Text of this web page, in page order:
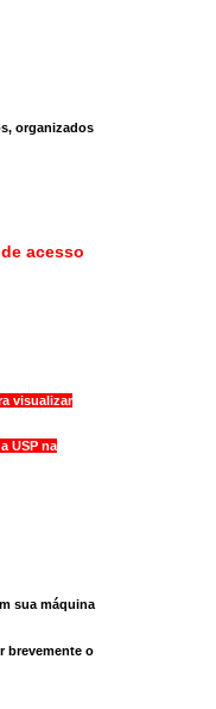
organizados
acesso
visualizar
USP na
sua máquina
brevemente o